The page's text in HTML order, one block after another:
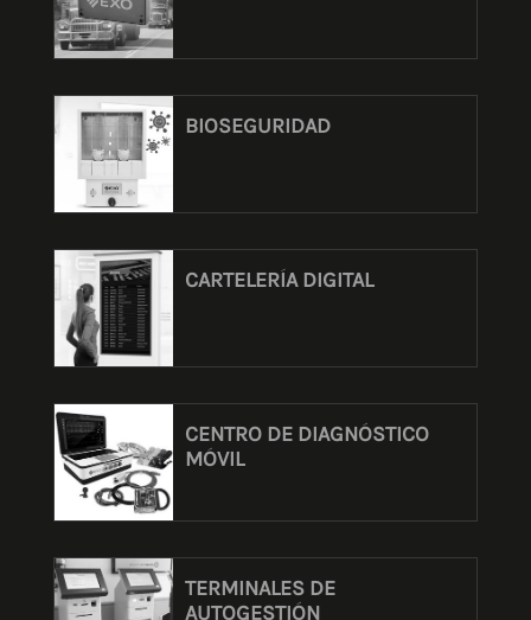
BIOSEGURIDAD
CARTELERÍA DIGITAL
CENTRO DE DIAGNÓSTICO
MÓVIL
TERMINALES DE
AUTOGESTIÓN